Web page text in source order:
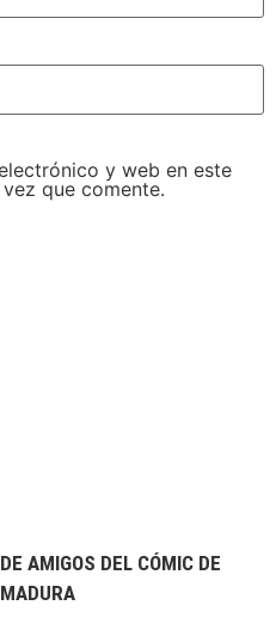
y web en este
que comente.
AMIGOS DEL CÓMIC DE